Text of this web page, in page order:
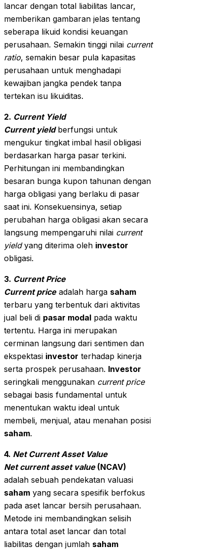
lancar dengan total liabilitas lancar,
memberikan gambaran jelas tentang
seberapa likuid kondisi keuangan
perusahaan. Semakin tinggi nilai current
ratio, semakin besar pula kapasitas
perusahaan untuk menghadapi
kewajiban jangka pendek tanpa
tertekan isu likuiditas.
2. Current Yield
Current yieldberfungsi untuk
mengukur tingkat imbal hasil obligasi
berdasarkan harga pasar terkini.
Perhitungan ini membandingkan
besaran bunga kupon tahunan dengan
harga obligasi yang berlaku di pasar
saat ini. Konsekuensinya, setiap
perubahan harga obligasi akan secara
langsung mempengaruhi nilai current
yieldyang diterima oleh investor
obligasi.
3. Current Price
Current priceadalah harga saham
terbaru yang terbentuk dari aktivitas
jual beli di pasar modal pada waktu
tertentu. Harga ini merupakan
cerminan langsung dari sentimen dan
ekspektasi investor terhadap kinerja
serta prospek perusahaan. Investor
seringkali menggunakan current price
sebagai basis fundamental untuk
menentukan waktu ideal untuk
membeli, menjual, atau menahan posisi
saham.
4. Net Current Asset Value
Net current asset value(NCAV)
adalah sebuah pendekatan valuasi
saham yang secara spesifik berfokus
pada aset lancar bersih perusahaan.
Metode ini membandingkan selisih
antara total aset lancar dan total
liabilitas dengan jumlah saham